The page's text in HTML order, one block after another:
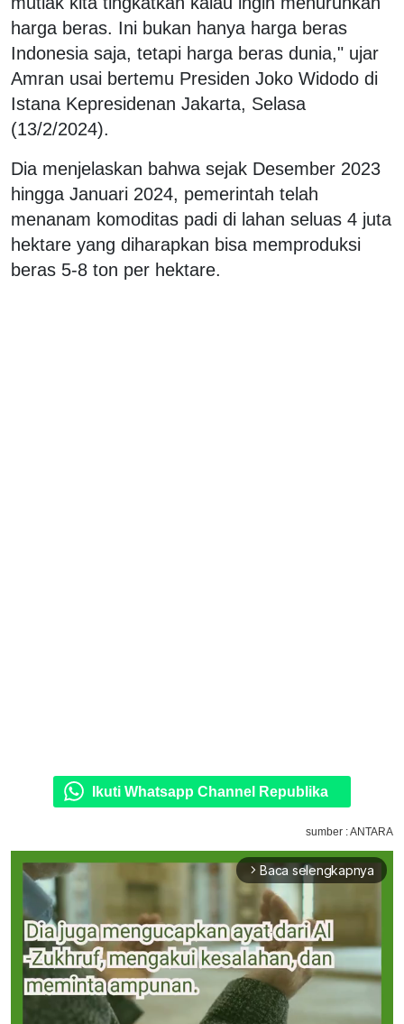
harga beras. Ini bukan hanya harga beras
Indonesia saja, tetapi harga beras dunia," ujar
Amran usai bertemu Presiden Joko Widodo di
Istana Kepresidenan Jakarta, Selasa
(13/2/2024).
Dia menjelaskan bahwa sejak Desember 2023
hingga Januari 2024, pemerintah telah
menanam komoditas padi di lahan seluas 4 juta
hektare yang diharapkan bisa memproduksi
beras 5-8 ton per hektare.
Ikuti Whatsapp Channel Republika
sumber : ANTARA
arrow_forward_ios Baca selengkapnya